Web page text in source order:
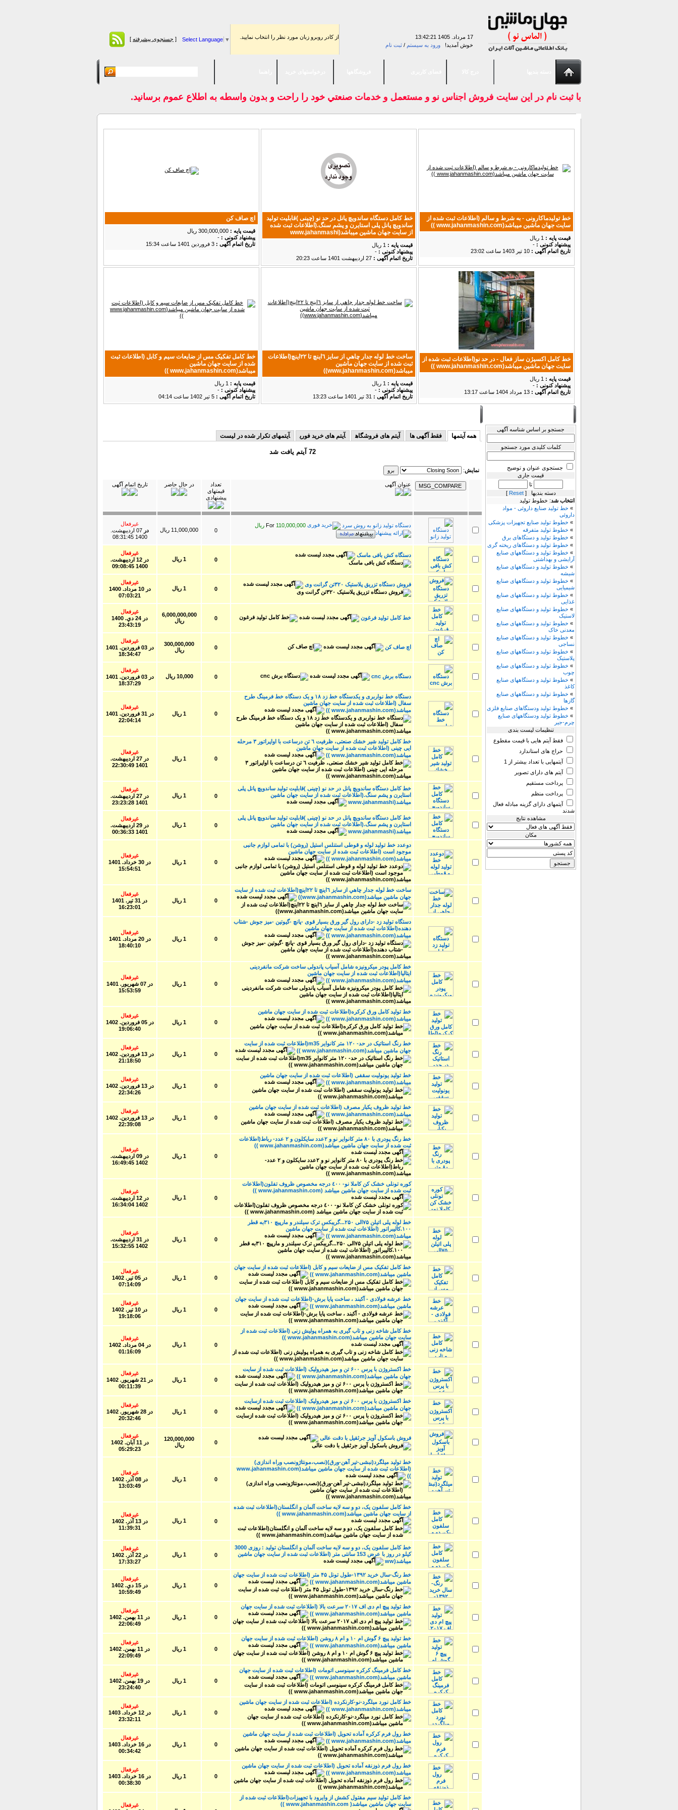
17 مرداد. 1405
13:42:22
خوش آمدید! ورود به سیستم / ثبت نام
از كادر روبرو زبان مورد نظر را انتخاب نماييد. Select Language ▼
[ جستجوی پیشرفته ]
با ثبت نام در اين سايت فروش اجناس نو و مستعمل و خدمات صنعتي خود را راحت و بدون واسطه به اطلاع عموم برسانيد.
خط تولیدماکارونی - به شرط و سالم (اطلاعات ثبت شده از
سایت جهان ماشین میباشد(www.jahanmashin.com ))
قیمت پایه :
پیشنهاد كنونی : -
تاریخ اتمام آگهی :
خط کامل دستگاه ساندویچ پانل در حد نو (چینی )قابلیت تولید
ساندویچ پانل پلی استایرن و پشم سنگ.(اطلاعات ثبت شده
از سایت جهان ماشین میباشد(www.jahanmashi
قیمت پایه :
پیشنهاد كنونی : -
تاریخ اتمام آگهی :
اچ صاف کن
قیمت پایه :
پیشنهاد كنونی : -
تاریخ اتمام آگهی :
خط کامل اکسیژن ساز فعال - در حد نو(اطلاعات ثبت شده از
سایت جهان ماشین میباشد(www.jahanmashin.com ))
قیمت پایه :
پیشنهاد كنونی : -
تاریخ اتمام آگهی :
ساخت خط لوله جدار چاهي از سايز ٦اينچ تا ٢٢اينچ(اطلاعات
ثبت شده از سایت جهان ماشین
میباشد(www.jahanmashin.com))
قیمت پایه :
پیشنهاد كنونی : -
تاریخ اتمام آگهی :
خط کامل تفکیک مس از ضایعات سیم و کابل (اطلاعات ثبت
شده از سایت جهان ماشین
میباشد(www.jahanmashin.com ))
قیمت پایه :
پیشنهاد كنونی : -
تاریخ اتمام آگهی :
جستجو بر اساس شناسه آگهی
کلمات کلیدی مورد جستجو
جستجوی عنوان و توضیح
قیمت جاری
تا
دسته بندیها [Reset
]
انتخاب شد: خطوط تولید
» خط تولید صنایع داروئی - مواد
داروئی
» خطوط تولید صنایع تجهیزات پزشکی
» خطوط تولید متفرقه
» خطوط تولید و دستگاهای برق
» خطوط تولید و دستگاهای ریخته گری
» خطوط تولید و دستگاههای صنایع
آرایشی و بهداشتی
» خطوط تولید و دستگاههای صنایع
شیشه
» خطوط تولید و دستگاههای صنایع
شیمیایی
» خطوط تولید و دستگاههای صنایع
غذایی
» خطوط تولید و دستگاههای صنایع
لاستیک
» خطوط تولید و دستگاههای صنایع
معدنی خاک
» خطوط تولید و دستگاههای صنایع
نساجی
» خطوط تولید و دستگاههای صنایع
پلاستیک
» خطوط تولید و دستگاههای صنایع
چوب
» خطوط تولید و دستگاههای صنایع
کاغذ
» خطوط تولید و دستگاههای صنایع
گازها
» خطوط تولید ودستگاهای صنایع فلزی
» خطوط تولید ودستگاههای صنایع
چرم-جیر
تنظیمات لیست بندی
فقط آیتم هایی با قیمت مقطوع
حراج های استاندارد
آیتمهایی با تعداد بیشتر از 1
آیتم های دارای تصویر
پرداخت مستقیم
پرداخت منظم
آیتمهای دارای گزینه مبادله فعال
شدند
مشاهده نتایج
مكان
همه آیتمها فقط آگهی ها آیتم های فروشگاه آیتم های خرید فوری آیتمهای تکرار شده در لیست
72 آیتم یافت شد
نمایش:
عنوان آگهی
تعداد
قیمتهای
پیشنهادی
در حال حاضر تاریخ اتمام آگهی
دستگاه تولید زانو به روش سرد
110,000,000 ریال
0
11,000,000 ریال
غیرفعال
در
07 ارديبهشت.
1400 08:31:45
دستگاه کش بافی ماسک
0 1 ریال
غیرفعال
در
12 ارديبهشت.
1400 09:08:45
فروش دستگاه تزریق پلاستیک ۳۲۰تن گرانت وی
0 1 ریال
غیرفعال
در
10 مرداد. 1400
07:03:21
خط کامل تولید فرغون 0
6,000,000,000
ریال
غیرفعال
در
24 دي. 1400
23:43:19
اچ صاف کن 0
300,000,000
ریال
غیرفعال
در
03 فروردين. 1401
18:34:47
دستگاه برش cnc 0 10,000 ریال
غیرفعال
در
03 فروردين. 1401
18:37:29
دستگاه خط نواربری و یکدستگاه خط زد ۱۸ و یک دستگاه خط فرمینگ طرح
سفال (اطلاعات ثبت شده از سایت جهان ماشین
میباشد(www.jahanmashin.com ))
0 1 ریال
غیرفعال
در
31 فروردين. 1401
22:04:14
خط كامل توليد شير خشك صنعتى، ظرفيت ٦ تن درساعت با اواپراتور ٣ مرحله
ايى چينى (اطلاعات ثبت شده از سایت جهان ماشین
میباشد(www.jahanmashin.com ))
0 1 ریال
غیرفعال
در
27 ارديبهشت.
1401 22:30:49
خط کامل دستگاه ساندویچ پانل در حد نو (چینی )قابلیت تولید ساندویچ پانل پلی
استایرن و پشم سنگ.(اطلاعات ثبت شده از سایت جهان ماشین
میباشد(www.jahanmashi
0 1 ریال
غیرفعال
در
27 ارديبهشت.
1401 23:23:28
خط کامل دستگاه ساندویچ پانل در حد نو (چینی )قابلیت تولید ساندویچ پانل پلی
استایرن و پشم سنگ.(اطلاعات ثبت شده از سایت جهان ماشین
میباشد(www.jahanmashi
0 1 ریال
غیرفعال
در
29 ارديبهشت.
1401 00:36:33
دوعدد خط تولید لوله و قوطی استنلس استیل (روشن) با تمامی لوازم جانبی
موجود است (اطلاعات ثبت شده از سایت جهان ماشین
میباشد(www.jahanmashin.com ))
0 1 ریال
غیرفعال
در
30 خرداد. 1401
15:54:51
ساخت خط لوله جدار چاهي از سايز ٦اينچ تا ٢٢اينچ(اطلاعات ثبت شده از سایت
جهان ماشین میباشد(www.jahanmashin.com))
0 1 ریال
غیرفعال
در
31 تير. 1401
16:23:01
دستگاه تولید زد -دارای رول گیر ورق بسیار قوی -پانچ -گیوتین -میز جوش -شتاب
دهنده(اطلاعات ثبت شده از سایت جهان ماشین
میباشد(www.jahanmashin.com ))
0 1 ریال
غیرفعال
در
20 مرداد. 1401
18:40:10
خط کامل پودر میکرونیزه شامل آسیاب پاندولی ساخت شرکت مانفردینی
ایتالیا(اطلاعات ثبت شده از سایت جهان ماشین
میباشد(www.jahanmashin.com ))
0 1 ریال
غیرفعال
در
07 شهريور. 1401
15:53:59
خط تولید کامل ورق کرکره(اطلاعات ثبت شده از سایت جهان ماشین
میباشد(www.jahanmashin.com ))
0 1 ریال
غیرفعال
در
05 فروردين. 1402
19:06:40
خط رنگ استاتیک در حد- ۱۲۰ متر کانوایر m35(اطلاعات ثبت شده از سایت
جهان ماشین میباشد(www.jahanmashin.com ))
0 1 ریال
غیرفعال
در
13 فروردين. 1402
21:18:50
خط تولید یونولیت سقفی (اطلاعات ثبت شده از سایت جهان ماشین
میباشد(www.jahanmashin.com ))
0 1 ریال
غیرفعال
در
13 فروردين. 1402
22:34:26
خط تولید ظروف یکبار مصرف (اطلاعات ثبت شده از سایت جهان ماشین
میباشد(www.jahanmashin.com ))
0 1 ریال
غیرفعال
در
13 فروردين. 1402
22:39:08
خط رنگ پودری با ۸۰ متر کانوایر نو و ۲عدد سایکلون و ۲ عدد- رباط(اطلاعات
ثبت شده از سایت جهان ماشین میباشد(www.jahanmashin.com ))
0
1 ریال
غیرفعال
در
09 ارديبهشت.
1402 16:49:45
كوره تونلى خشک کن کاملا نو- ٤٠٠ درجه مخصوص ظروف تفلون(اطلاعات
ثبت شده از سایت جهان ماشین میباشد (www.jahanmashin.com ))
0
1 ریال
غیرفعال
در
12 ارديبهشت.
1402 16:34:04
خط لوله پلی اتیلن ۷۵الی ۲۵۰...گریبکس ترک سیلندر و مارپیچ ۳۱۰به قطر
۱۰۰.کالیبراتور (اطلاعات ثبت شده از سایت جهان ماشین
میباشد(www.jahanmashin.com ))
0 1 ریال
غیرفعال
در
31 ارديبهشت.
1402 15:32:55
خط کامل تفکیک مس از ضایعات سیم و کابل (اطلاعات ثبت شده از سایت جهان
ماشین میباشد(www.jahanmashin.com ))
0 1 ریال
غیرفعال
در
05 تير. 1402
07:14:09
خط عرشه فولادی - آکبند ، ساخت پایا برش-(اطلاعات ثبت شده از سایت جهان
ماشین میباشد(www.jahanmashin.com ))
0 1 ریال
غیرفعال
در
10 تير. 1402
19:18:06
خط کامل شاخه زنی و تاب گیری به همراه پولیش زنی (اطلاعات ثبت شده از
سایت جهان ماشین میباشد(www.jahanmashin.com ))
0
1 ریال
غیرفعال
در
04 مرداد. 1402
01:16:09
خط اکستروژن با پرس ۶۰۰ تن و میز هیدرولیک (اطلاعات ثبت شده از سایت
جهان ماشین میباشد(www.jahanmashin.com ))
0 1 ریال
غیرفعال
در
21 شهريور. 1402
00:11:39
خط اکستروژن با پرس ۶۰۰ تن و میز هیدرولیک (اطلاعات ثبت‌ شده ازسایت
جهان ماشین میباشد(www.jahanmashin.com ))
0 1 ریال
غیرفعال
در
28 شهريور. 1402
20:32:46
فروش باسکول آویز جرثقیل با دقت عالی
0
120,000,000
ریال
غیرفعال
در
11 آبان. 1402
05:29:23
خط تولید میلگرد(نبشی-تیر آهن-ورق)(نصب،مونتاژونصب وراه اندازی)
(اطلاعات ثبت شده از سایت جهان ماشین میباشد(www.jahanmashin.com
))
0 1 ریال
غیرفعال
در
08 آذر. 1402
13:03:49
خط کامل سلفون یک، دو و سه لایه ساخت آلمان و انگلستان(اطلاعات ثبت شده
از سایت جهان ماشین میباشد(www.jahanmashin.com ))
0
1 ریال
غیرفعال
در
13 آذر. 1402
11:39:31
خط کامل سلفون یک، دو و سه لایه ساخت آلمان و انگلستان تولید : روزی 3000
کیلو در روز با عرض 153 سانتی متر (اطلاعات ثبت شده از سایت جهان ماشین
میباشد(ww
0 1 ریال
غیرفعال
در
22 آذر. 1402
17:33:27
خط رنگ-سال خرید ۱۳۹۲-طول تونل ۴۵ متر (اطلاعات ثبت شده از سایت جهان
ماشین میباشد(www.jahanmashin.com ))
0 1 ریال
غیرفعال
در
15 دي. 1402
10:59:49
خط تولید پیچ ام دی اف ۲۰۱۷ سرعت بالا (اطلاعات ثبت شده از سایت جهان
ماشین میباشد(www.jahanmashin.com ))
0 1 ریال
غیرفعال
در
11 بهمن. 1402
22:06:49
خط تولید پیچ ۶ گوش ام ۱۰ و ام ۸ روشن (اطلاعات ثبت شده از سایت جهان
ماشین میباشد(www.jahanmashin.com ))
0 1 ریال
غیرفعال
در
11 بهمن. 1402
22:09:49
خط کامل فرمینگ کرکره سینوسی اتومات (اطلاعات ثبت شده از سایت جهان
ماشین میباشد(www.jahanmashin.com ))
0 1 ریال
غیرفعال
در
19 بهمن. 1402
23:24:40
خط کامل نورد میلگرد-نو-کارنکرده (اطلاعات ثبت شده از سایت جهان ماشین
میباشد(www.jahanmashin.com ))
0 1 ریال
غیرفعال
در
12 خرداد. 1403
23:32:11
خط رول فرم کرکره آماده تحویل (اطلاعات ثبت شده از سایت جهان ماشین
میباشد(www.jahanmashin.com ))
0 1 ریال
غیرفعال
در
16 خرداد. 1403
00:34:42
خط رول فرم ذوزنقه آماده تحویل (اطلاعات ثبت شده از سایت جهان ماشین
میباشد(www.jahanmashin.com ))
0 1 ریال
غیرفعال
در
16 خرداد. 1403
00:38:30
خط کامل تولید سیم مفتول کشش از وایرود با تجهیزات(اطلاعات ثبت شده از
سایت جهان ماشین میباشد( www.jahanmashin.com ))
غیرفعال